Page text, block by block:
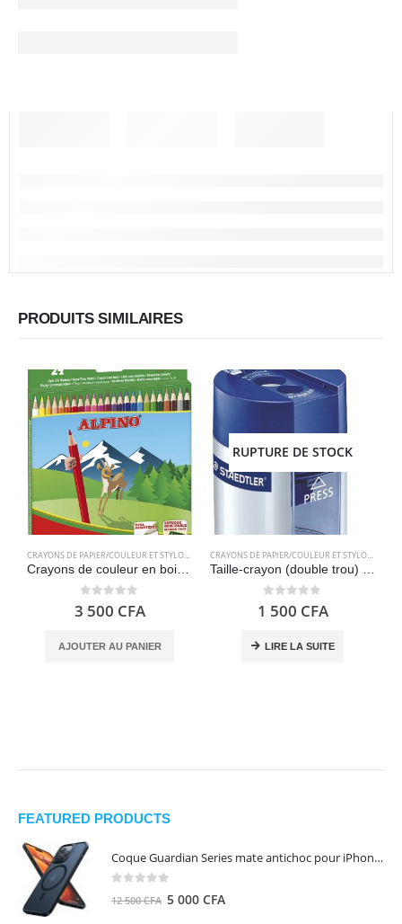
PRODUITS SIMILAIRES
CRAYONS DE PAPIER/COULEUR ET STYLOS, FOURNITURES SCOLAIRES
Crayons de couleur en bois 24 unités – Crayons pour enfants et adultes – Forme hexagonale, plateau amovible, mine résistante 3 mm – Alpino
0 out of 5
3 500 CFA
AJOUTER AU PANIER
RUPTURE DE STOCK
CRAYONS DE PAPIER/COULEUR ET STYLOS,
Taille-crayon (double trou) STAEDTLER 512001
0 out of 5
1 500 CFA
LIRE LA SUITE
FEATURED PRODUCTS
Coque Guardian Series mate antichoc pour iPhone 15 Pro Max avec Magsafe Noir - Torras
12 500CFA Le
5 000 CFA